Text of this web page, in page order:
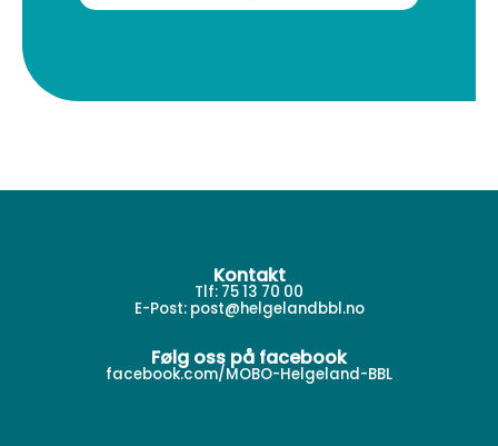
Kontakt
Tlf: 75 13 70 00
E-Post: post@helgelandbbl.no
Følg oss på facebook
facebook.com/MOBO-Helgeland-BBL